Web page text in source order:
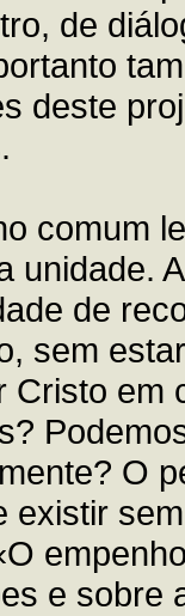
de
deste
comum
unidade.
de
sem
Cristo
O
existir
e sobre